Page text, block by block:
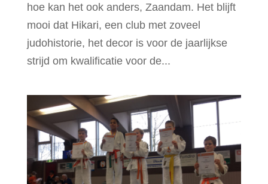
hoe kan het ook anders, Zaandam. Het blijft
mooi dat Hikari, een club met zoveel
judohistorie, het decor is voor de jaarlijkse
strijd om kwalificatie voor de...